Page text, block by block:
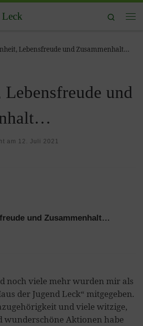
Leck
Search
Lebensfreude und Zusammenhalt…
und
am 12. Juli 2021
und Zusammenhalt…
noch viele mehr wurden mir als
der Jugend Leck“ mitgegeben.
und viele witzige,
wunderschöne Aktionen habe